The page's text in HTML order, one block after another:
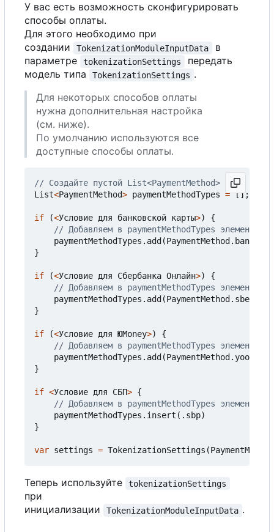
У вас есть возможность сконфигурировать
способы оплаты.
Для этого необходимо при
создании
TokenizationModuleInputData
в
параметре
tokenizationSettings
передать
модель типа
TokenizationSettings .
Для некоторых способов оплаты
нужна дополнительная настройка
(см. ниже).
По умолчанию используются все
доступные способы оплаты.
List<PaymentMethod> paymentMethodTypes = [];
if (<Условие для банковской карты>) {
paymentMethodTypes . add (PaymentMethod . bankCard
}
if (<Условие для Сбербанка Онлайн>) {
paymentMethodTypes . add (PaymentMethod . sberbank
}
if (<Условие для ЮMoney>) {
paymentMethodTypes . add (PaymentMethod . yooMoney
}
if <Условие для СБП> {
paymentMethodTypes . insert (. sbp)
}
var settings = TokenizationSettings (
Теперь используйте tokenizationSettings
при
инициализации
TokenizationModuleInputData .